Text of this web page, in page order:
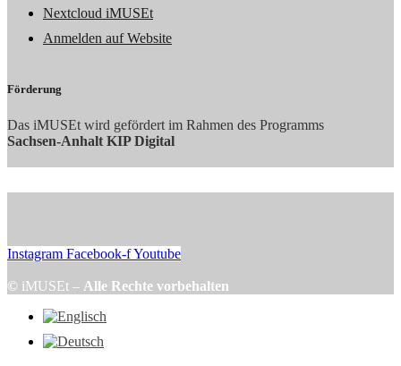
Nextcloud iMUSEt
Anmelden auf Website
Förderung
Das iMUSEt wird gefördert im Rahmen des Programms
Sachsen-Anhalt KIP Digital
Instagram Facebook-fYoutube
© iMUSEt – Alle Rechte vorbehalten